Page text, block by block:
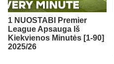
1 NUOSTABI Premier
League Apsauga Iš
Kiekvienos Minutės [1-90]
2025/26